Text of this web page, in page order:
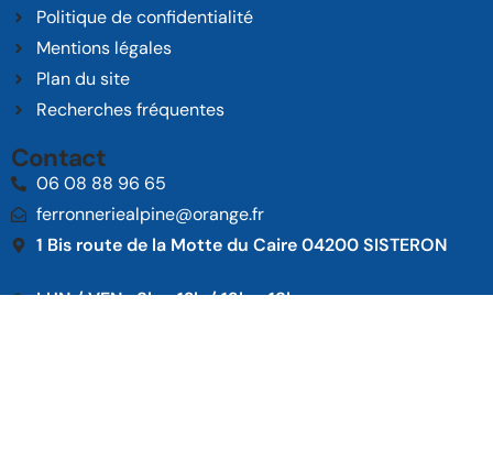
Politique de confidentialité
Mentions légales
Plan du site
Recherches fréquentes
Contact
06 08 88 96 65
ferronneriealpine@orange.fr
1 Bis route de la Motte du Caire 04200 SISTERON
LUN / VEN : 8h - 12h / 13h - 18h